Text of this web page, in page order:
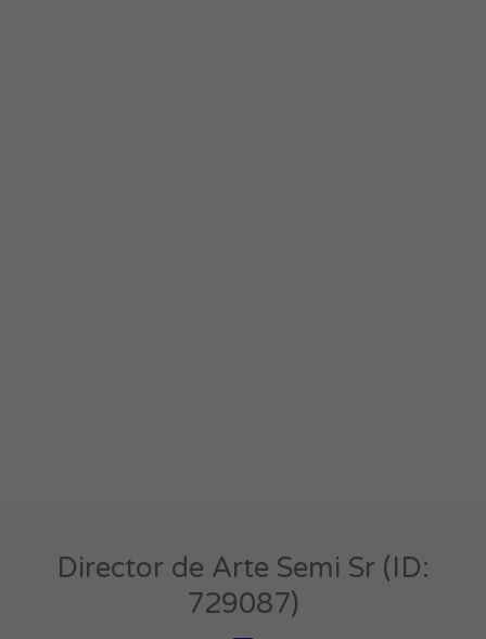
Director de Arte Semi Sr (ID:
729087)